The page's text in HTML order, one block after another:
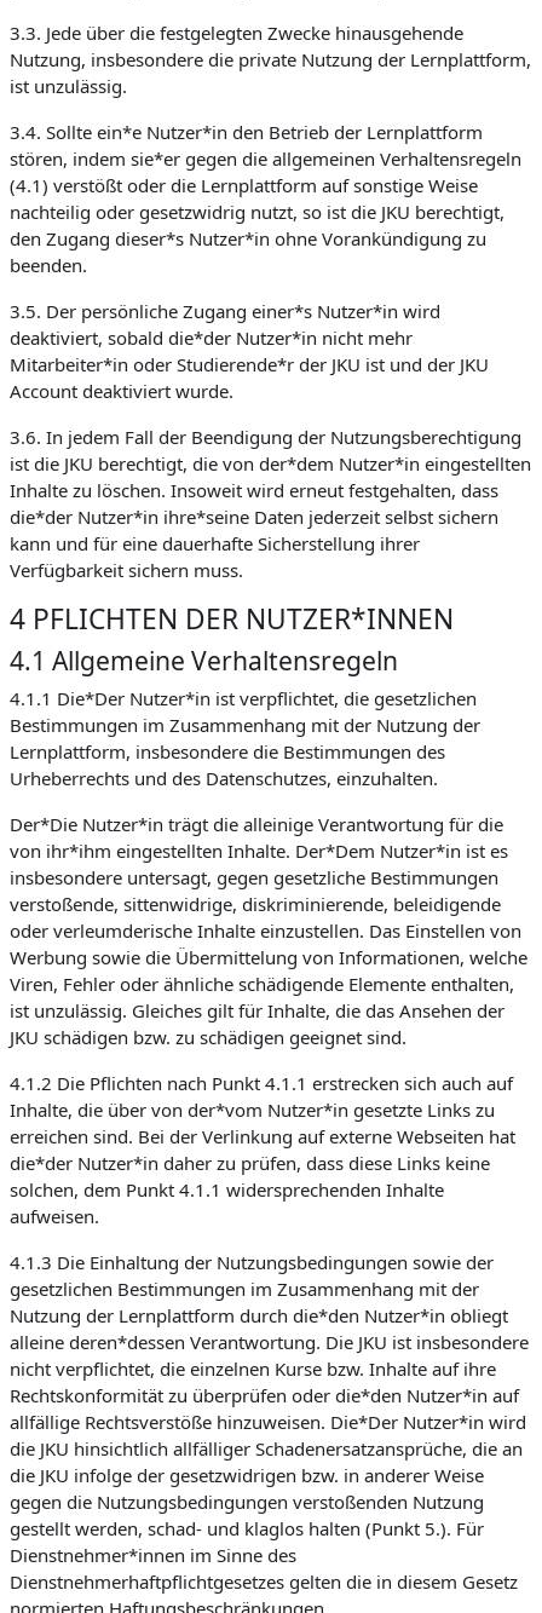
3.3. Jede über die festgelegten Zwecke hinausgehende
Nutzung, insbesondere die private Nutzung der Lernplattform,
ist unzulässig.
3.4. Sollte ein*e Nutzer*in den Betrieb der Lernplattform
stören, indem sie*er gegen die allgemeinen Verhaltensregeln
(4.1) verstößt oder die Lernplattform auf sonstige Weise
nachteilig oder gesetzwidrig nutzt, so ist die JKU berechtigt,
den Zugang dieser*s Nutzer*in ohne Vorankündigung zu
beenden.
3.5. Der persönliche Zugang einer*s Nutzer*in wird
deaktiviert, sobald die*der Nutzer*in nicht mehr
Mitarbeiter*in oder Studierende*r der JKU ist und der JKU
Account deaktiviert wurde.
3.6. In jedem Fall der Beendigung der Nutzungsberechtigung
ist die JKU berechtigt, die von der*dem Nutzer*in eingestellten
Inhalte zu löschen. Insoweit wird erneut festgehalten, dass
die*der Nutzer*in ihre*seine Daten jederzeit selbst sichern
kann und für eine dauerhafte Sicherstellung ihrer
Verfügbarkeit sichern muss.
4 PFLICHTEN DER NUTZER*INNEN
4.1 Allgemeine Verhaltensregeln
4.1.1 Die*Der Nutzer*in ist verpflichtet, die gesetzlichen
Bestimmungen im Zusammenhang mit der Nutzung der
Lernplattform, insbesondere die Bestimmungen des
Urheberrechts und des Datenschutzes, einzuhalten.
Der*Die Nutzer*in trägt die alleinige Verantwortung für die
von ihr*ihm eingestellten Inhalte. Der*Dem Nutzer*in ist es
insbesondere untersagt, gegen gesetzliche Bestimmungen
verstoßende, sittenwidrige, diskriminierende, beleidigende
oder verleumderische Inhalte einzustellen. Das Einstellen von
Werbung sowie die Übermittelung von Informationen, welche
Viren, Fehler oder ähnliche schädigende Elemente enthalten,
ist unzulässig. Gleiches gilt für Inhalte, die das Ansehen der
JKU schädigen bzw. zu schädigen geeignet sind.
4.1.2 Die Pflichten nach Punkt 4.1.1 erstrecken sich auch auf
Inhalte, die über von der*vom Nutzer*in gesetzte Links zu
erreichen sind. Bei der Verlinkung auf externe Webseiten hat
die*der Nutzer*in daher zu prüfen, dass diese Links keine
solchen, dem Punkt 4.1.1 widersprechenden Inhalte
aufweisen.
4.1.3 Die Einhaltung der Nutzungsbedingungen sowie der
gesetzlichen Bestimmungen im Zusammenhang mit der
Nutzung der Lernplattform durch die*den Nutzer*in obliegt
alleine deren*dessen Verantwortung. Die JKU ist insbesondere
nicht verpflichtet, die einzelnen Kurse bzw. Inhalte auf ihre
Rechtskonformität zu überprüfen oder die*den Nutzer*in auf
allfällige Rechtsverstöße hinzuweisen. Die*Der Nutzer*in wird
die JKU hinsichtlich allfälliger Schadenersatzansprüche, die an
die JKU infolge der gesetzwidrigen bzw. in anderer Weise
gegen die Nutzungsbedingungen verstoßenden Nutzung
gestellt werden, schad- und klaglos halten (Punkt 5.). Für
Dienstnehmer*innen im Sinne des
Dienstnehmerhaftpflichtgesetzes gelten die in diesem Gesetz
normierten Haftungsbeschränkungen.